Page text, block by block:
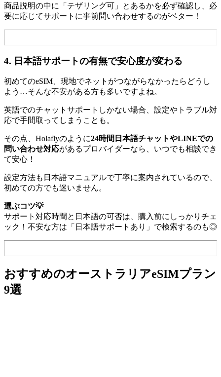
商品説明の中に「テザリング可」とあるかを必ず確認し、必
要に応じてサポートに事前問い合わせするのがベター！
4. 日本語サポートの有無で安心度が変わる
初めてのeSIM、現地でネットがつながらなかったらどうし
よう…そんな不安がある方も多いですよね。
英語でのチャットサポートしかない場合、設定やトラブル対
応で手間取ってしまうことも。
その点、Holaflyのように24時間日本語チャットやLINEでの
問い合わせ対応があるプロバイダーなら、いつでも相談でき
て安心！
設定方法も日本語マニュアルで丁寧に案内されているので、
初めての方でも迷いません。
選ぶコツ💡
サポート対応時間と日本語の可否は、購入前にしっかりチェ
ック！不安な方は「日本語サポートあり」で検索するのも◎
おすすめのオーストラリアeSIMプラン
9選